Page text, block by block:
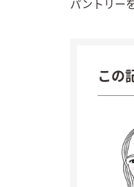
パントリー
この